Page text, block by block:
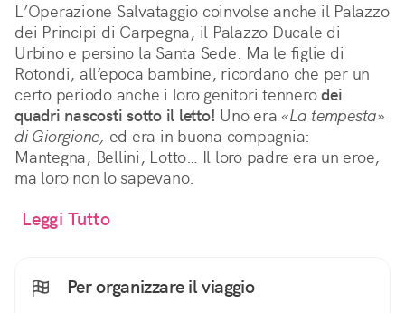
L’Operazione Salvataggio coinvolse anche il Palazzo
dei Principi di Carpegna, il Palazzo Ducale di
Urbino e persino la Santa Sede. Ma le figlie di
Rotondi, all’epoca bambine, ricordano che per un
certo periodo anche i loro genitori tennerodei
quadri nascosti sotto il letto! Uno era «La tempesta»
di Giorgione, ed era in buona compagnia:
Mantegna, Bellini, Lotto… Il loro padre era un eroe,
ma loro non lo sapevano.
Leggi Tutto
Per organizzare il viaggio